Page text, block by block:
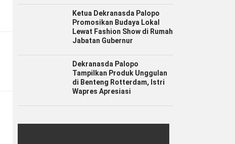
Ketua Dekranasda Palopo
Promosikan Budaya Lokal
Lewat Fashion Show di Rumah
Jabatan Gubernur
Dekranasda Palopo
Tampilkan Produk Unggulan
di Benteng Rotterdam, Istri
Wapres Apresiasi